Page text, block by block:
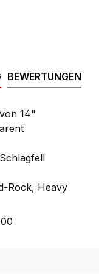
BEWERTUNGEN
14"
Rock, Heavy